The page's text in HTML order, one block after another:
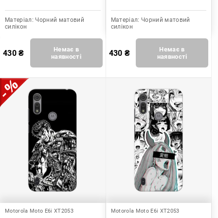
Матеріал: Чорний матовий
силікон
430₴
Немає в
наявності
Матеріал: Чорний матовий
силікон
430 ₴
Немає в
наявності
Motorola Moto E6i XT2053 Motorola Moto E6i XT2053